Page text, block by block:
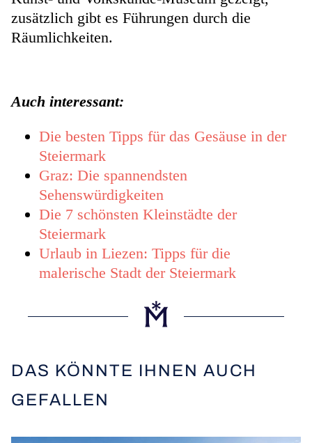
zusätzlich gibt es Führungen durch die
Räumlichkeiten.
Auch interessant:
Die besten Tipps für das Gesäuse in der
Steiermark
Graz: Die spannendsten
Sehenswürdigkeiten
Die 7 schönsten Kleinstädte der
Steiermark
Urlaub in Liezen: Tipps für die
malerische Stadt der Steiermark
DAS KÖNNTE IHNEN AUCH
GEFALLEN